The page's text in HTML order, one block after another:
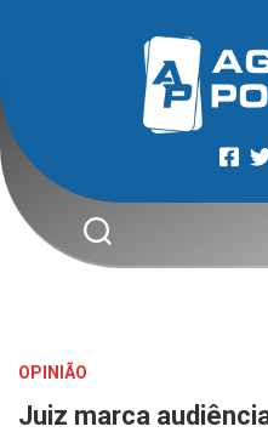
OPINIÃO
Juiz marca